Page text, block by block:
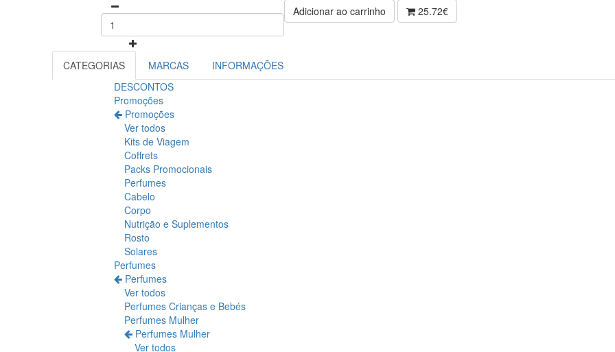
Adicionar ao carrinho
25.72€
CATEGORIAS MARCAS
INFORMAÇÕES
DESCONTOS
Promoções
Promoções
Ver todos
Kits de Viagem
Coffrets
Packs Promocionais
Perfumes
Cabelo
Corpo
Nutrição e Suplementos
Rosto
Solares
Perfumes
Perfumes
Ver todos
Perfumes Crianças e Bebés
Perfumes Mulher
Perfumes Mulher
Ver todos